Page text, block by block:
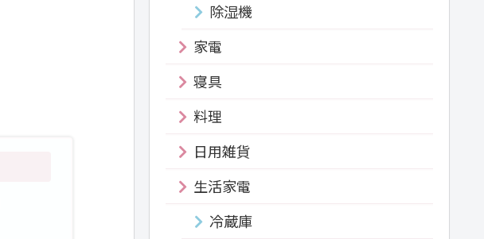
除湿機
家電
寝具
料理
日用雑貨
生活家電
冷蔵庫